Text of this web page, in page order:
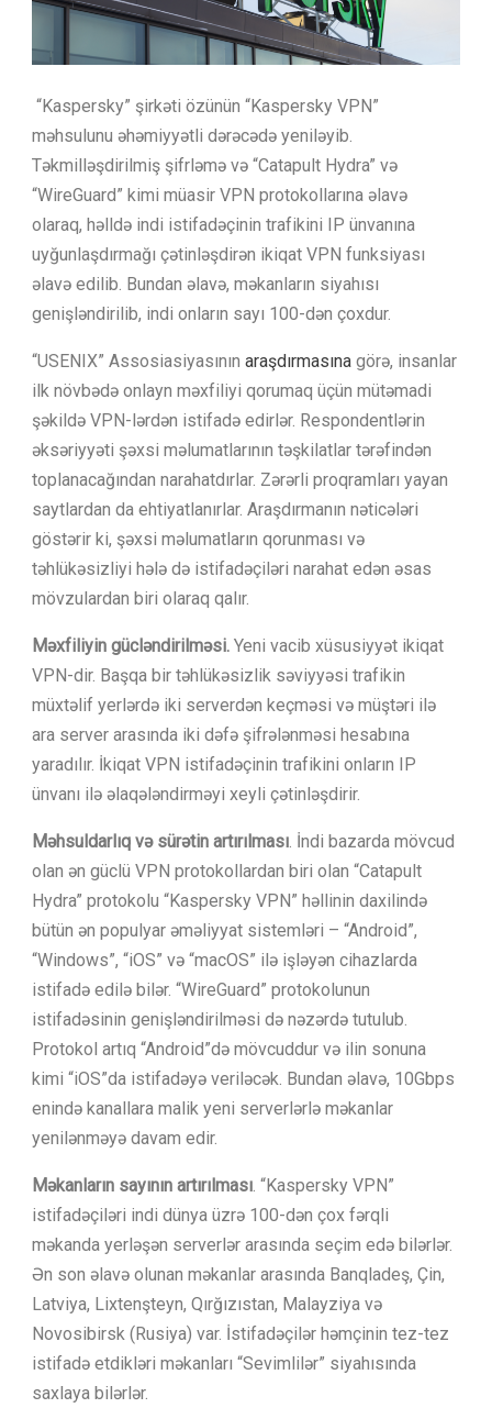
“Kaspersky” şirkəti özünün “Kaspersky VPN”
məhsulunu əhəmiyyətli dərəcədə yeniləyib.
Təkmilləşdirilmiş şifrləmə və “Catapult Hydra” və
“WireGuard” kimi müasir VPN protokollarına əlavə
olaraq, həlldə indi istifadəçinin trafikini IP ünvanına
uyğunlaşdırmağı çətinləşdirən ikiqat VPN funksiyası
əlavə edilib. Bundan əlavə, məkanların siyahısı
genişləndirilib, indi onların sayı 100-dən çoxdur.
“USENIX” Assosiasiyasının araşdırmasına görə, insanlar
ilk növbədə onlayn məxfiliyi qorumaq üçün mütəmadi
şəkildə VPN-lərdən istifadə edirlər. Respondentlərin
əksəriyyəti şəxsi məlumatlarının təşkilatlar tərəfindən
toplanacağından narahatdırlar. Zərərli proqramları yayan
saytlardan da ehtiyatlanırlar. Araşdırmanın nəticələri
göstərir ki, şəxsi məlumatların qorunması və
təhlükəsizliyi hələ də istifadəçiləri narahat edən əsas
mövzulardan biri olaraq qalır.
Məxfiliyin gücləndirilməsi. Yeni vacib xüsusiyyət ikiqat
VPN-dir. Başqa bir təhlükəsizlik səviyyəsi trafikin
müxtəlif yerlərdə iki serverdən keçməsi və müştəri ilə
ara server arasında iki dəfə şifrələnməsi hesabına
yaradılır. İkiqat VPN istifadəçinin trafikini onların IP
ünvanı ilə əlaqələndirməyi xeyli çətinləşdirir.
Məhsuldarlıq və sürətin artırılması. İndi bazarda mövcud
olan ən güclü VPN protokollardan biri olan “Catapult
Hydra” protokolu “Kaspersky VPN” həllinin daxilində
bütün ən populyar əməliyyat sistemləri – “Android”,
“Windows”, “iOS” və “macOS” ilə işləyən cihazlarda
istifadə edilə bilər. “WireGuard” protokolunun
istifadəsinin genişləndirilməsi də nəzərdə tutulub.
Protokol artıq “Android”də mövcuddur və ilin sonuna
kimi “iOS”da istifadəyə veriləcək. Bundan əlavə, 10Gbps
enində kanallara malik yeni serverlərlə məkanlar
yenilənməyə davam edir.
Məkanların sayının artırılması. “Kaspersky VPN”
istifadəçiləri indi dünya üzrə 100-dən çox fərqli
məkanda yerləşən serverlər arasında seçim edə bilərlər.
Ən son əlavə olunan məkanlar arasında Banqladeş, Çin,
Latviya, Lixtenşteyn, Qırğızıstan, Malayziya və
Novosibirsk (Rusiya) var. İstifadəçilər həmçinin tez-tez
istifadə etdikləri məkanları “Sevimlilər” siyahısında
saxlaya bilərlər.